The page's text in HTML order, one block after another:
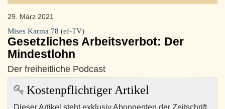
29. März 2021
Mises Karma 78 (ef-TV)
Gesetzliches Arbeitsverbot: Der
Mindestlohn
Der freiheitliche Podcast
Kostenpflichtiger Artikel
Dieser Artikel steht exklusiv Abonnenten der Zeitschrift